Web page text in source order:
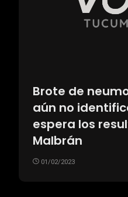
Brote de
aún no
espera los
Malbrán
01/02/2023